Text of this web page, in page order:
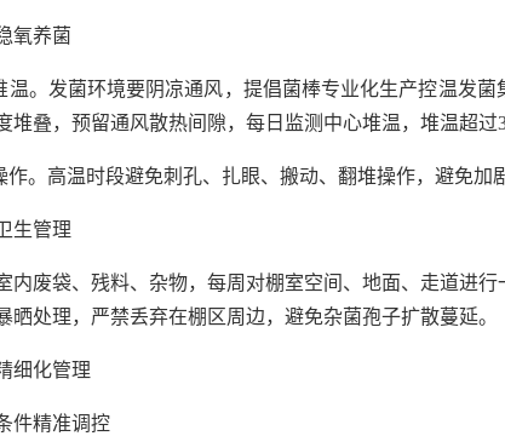
氧养菌
温。发菌环境要阴凉通风，提倡菌棒专业化生产控温发
堆叠，预留通风散热间隙，每日监测中心堆温，堆温超
作。高温时段避免刺孔、扎眼、搬动、翻堆操作，避免加
生管理
内废袋、残料、杂物，每周对棚室空间、地面、走道进
晒处理，严禁丢弃在棚区周边，避免杂菌孢子扩散蔓延。
细化管理
件精准调控